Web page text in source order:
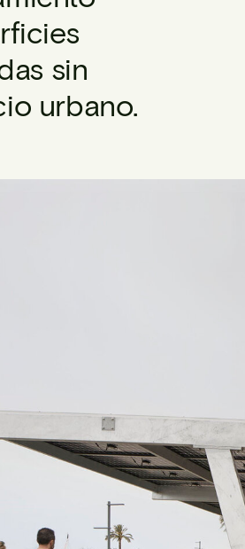
sin
urbano.